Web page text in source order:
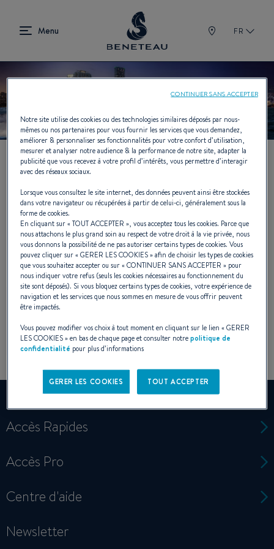
FR
Prenez les commandes et partez vers de
nouveaux horizons avec BENETEAU !
Accès Rapides
Accès Pro
Centre d'aide
Newsletter
Notre site utilise des cookies ou des technologies similaires déposés par nous-
mêmes ou nos partenaires pour vous fournir les services que vous demandez,
améliorer & personnaliser ses fonctionnalités pour votre confort d’utilisation,
mesurer et analyser notre audience & la performance de notre site, adapter la
publicité que vous recevez à votre profil d’intérêts, vous permettre d’interagir
avec des réseaux sociaux.
Lorsque vous consultez le site internet, des données peuvent ainsi être stockées
dans votre navigateur ou récupérées à partir de celui-ci, généralement sous la
forme de cookies.
En cliquant sur «TOUT ACCEPTER », vous acceptez tous les cookies. Parce que
nous attachons le plus grand soin au respect de votre droit à la vie privée, nous
vous donnons la possibilité de ne pas autoriser certains types de cookies. Vous
pouvez cliquer sur «GERER LES COOKIES» afin de choisir les types de cookies
que vous souhaitez accepter ou sur «CONTINUER SANS ACCEPTER » pour
nous indiquer votre refus (seuls les cookies nécessaires au fonctionnement du
site sont déposés). Si vous bloquez certains types de cookies, votre expérience de
navigation et les services que nous sommes en mesure de vous offrir peuvent
être impactés.
Vous pouvez modifier vos choix à tout moment en cliquant sur le lien «GERER
LES COOKIES» en bas de chaque page et consulter notrepolitique de
confidentialité pour plus d’informations
GERER LES COOKIES TOUT ACCEPTER
CONTINUER SANS ACCEPTER